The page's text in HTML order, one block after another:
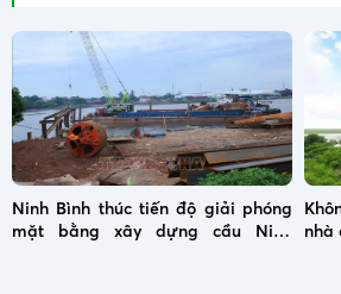
Ninh Bình thúc tiến độ giải phóng
mặt bằng xây dựng cầu Ninh
nhà